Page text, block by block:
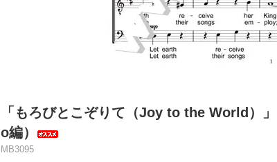
「もろびとこぞりて（Joy to the World）
o編）
MB3095